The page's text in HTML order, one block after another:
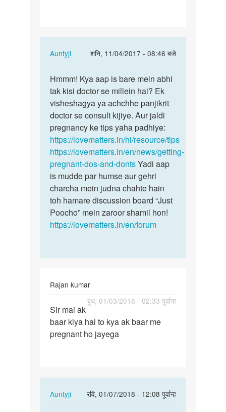
Auntyji
शनि, 11/04/2017 - 08:46 बजे
In
to
Apni
patni
ko
sex
kiya
hun…
by
ramesh
Hmmm!
Kya
aap
is
bare
mein…
Hmmm! Kya aap is bare mein abhi
tak kisi doctor se millein hai? Ek
visheshagya ya achchhe panjikrit
doctor se consult kijiye. Aur jaldi
pregnancy ke tips yaha padhiye:
https://lovematters.in/hi/resource/tips
https://lovematters.in/en/news/getting-
pregnant-dos-and-dontsYadi aap
is mudde par humse aur gehri
charcha mein judna chahte hain
toh hamare discussion board “Just
Poocho” mein zaroor shamil hon!
https://lovematters.in/en/forum
Rajan kumar
बुध, 01/03/2018 - 02:33 पूर्वान्ह
Sir
mai
ak
Sir mai ak
baar kiya hai to kya ak baar me
pregnant ho jayega
Auntyji
रवि, 01/07/2018 - 12:08 पूर्वान्ह
In